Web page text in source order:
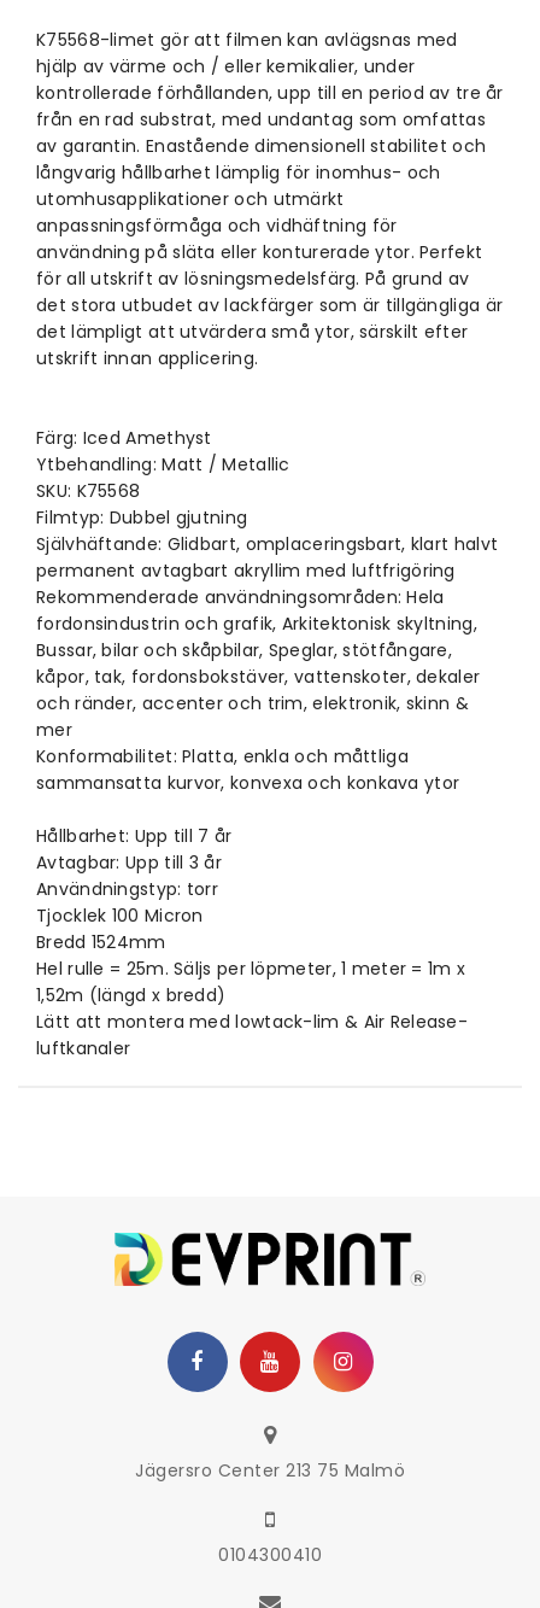
K75568-limet gör att filmen kan avlägsnas med
hjälp av värme och / eller kemikalier, under
kontrollerade förhållanden, upp till en period av tre år
från en rad substrat, med undantag som omfattas
av garantin. Enastående dimensionell stabilitet och
långvarig hållbarhet lämplig för inomhus- och
utomhusapplikationer och utmärkt
anpassningsförmåga och vidhäftning för
användning på släta eller konturerade ytor. Perfekt
för all utskrift av lösningsmedelsfärg. På grund av
det stora utbudet av lackfärger som är tillgängliga är
det lämpligt att utvärdera små ytor, särskilt efter
utskrift innan applicering.
Färg: Iced Amethyst
Ytbehandling: Matt / Metallic
SKU: K75568
Filmtyp: Dubbel gjutning
Självhäftande: Glidbart, omplaceringsbart, klart halvt
permanent avtagbart akryllim med luftfrigöring
Rekommenderade användningsområden: Hela
fordonsindustrin och grafik, Arkitektonisk skyltning,
Bussar, bilar och skåpbilar, Speglar, stötfångare,
kåpor, tak, fordonsbokstäver, vattenskoter, dekaler
och ränder, accenter och trim, elektronik, skinn &
mer
Konformabilitet: Platta, enkla och måttliga
sammansatta kurvor, konvexa och konkava ytor
Hållbarhet: Upp till 7 år
Avtagbar: Upp till 3 år
Användningstyp: torr
Tjocklek 100 Micron
Bredd 1524mm
Hel rulle = 25m. Säljs per löpmeter, 1 meter = 1m x
1,52m (längd x bredd)
Lätt att montera med lowtack-lim & Air Release-
luftkanaler
Jägersro Center 213 75 Malmö
0104300410